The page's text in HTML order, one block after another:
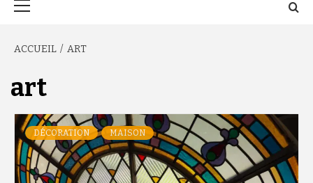
ACCUEIL ART
art
DÉCORATION MAISON